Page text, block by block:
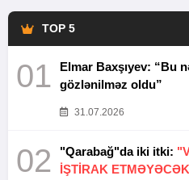
TOP 5
01
Elmar Baxşıyev: “Bu
gözlənilməz oldu”
31.07.2026
02 "Qarabağ"da iki itki:
İŞTİRAK